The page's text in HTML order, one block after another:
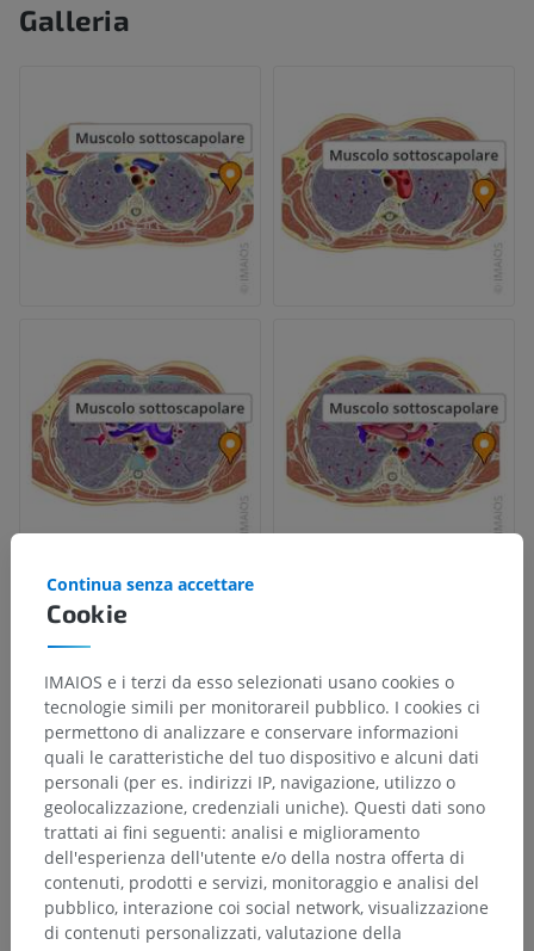
Galleria
Cookie
Continua senza accettare
IMAIOS e i terzi da esso selezionati usano cookies o
tecnologie simili per monitorareil pubblico. I cookies ci
permettono di analizzare e conservare informazioni
quali le caratteristiche del tuo dispositivo e alcuni dati
personali (per es. indirizzi IP, navigazione, utilizzo o
geolocalizzazione, credenziali uniche). Questi dati sono
trattati ai fini seguenti: analisi e miglioramento
dell'esperienza dell'utente e/o della nostra offerta di
contenuti, prodotti e servizi, monitoraggio e analisi del
pubblico, interazione coi social network, visualizzazione
di contenuti personalizzati, valutazione della